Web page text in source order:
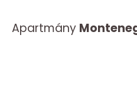
Apartmány